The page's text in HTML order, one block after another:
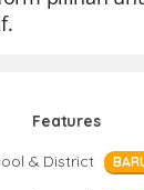
Features
& District